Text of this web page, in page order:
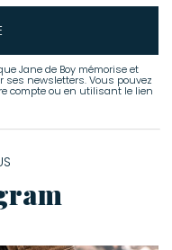
Jane de Boy mémorise et
ses newsletters. Vous pouvez
compte ou en utilisant le lien